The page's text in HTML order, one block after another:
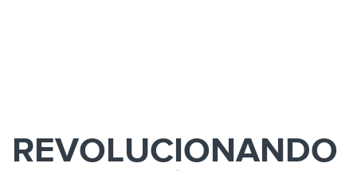
REVOLUCIONANDO